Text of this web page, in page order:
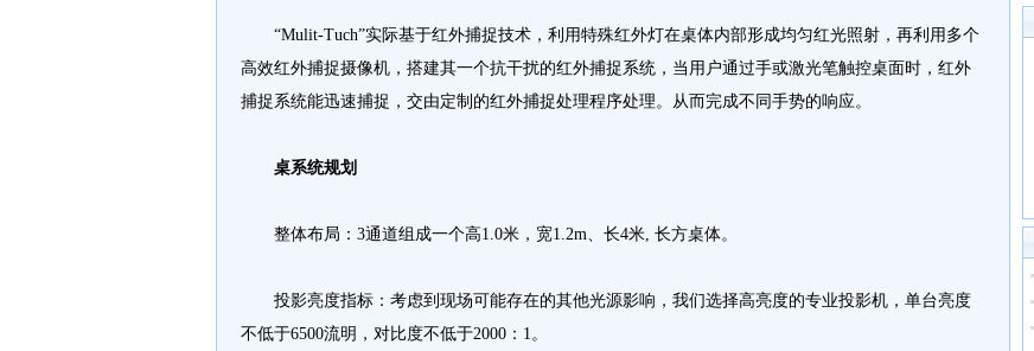
“Mulit-Tuch”实际基于红外捕捉技术，利用特殊红外灯在桌体内部形成均匀红光照射，再利用多个
高效红外捕捉摄像机，搭建其一个抗干扰的红外捕捉系统，当用户通过手或激光笔触控桌面时，红外
捕捉系统能迅速捕捉，交由定制的红外捕捉处理程序处理。从而完成不同手势的响应。
桌系统规划
整体布局：3通道组成一个高1.0米，宽1.2m、长4米, 长方桌体。
投影亮度指标：考虑到现场可能存在的其他光源影响，我们选择高亮度的专业投影机，单台亮度
不低于6500流明，对比度不低于2000：1。